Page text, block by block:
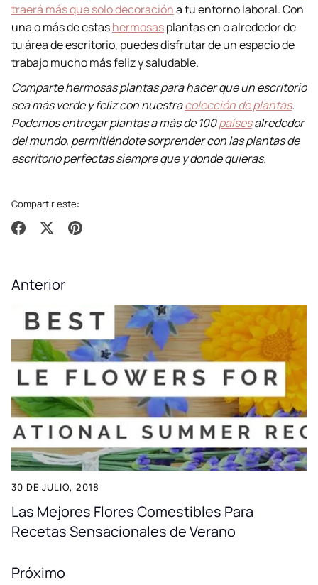
traerá más que solo decoracióna tu entorno laboral. Con
una o más de estashermosasplantas en o alrededor de
tu área de escritorio, puedes disfrutar de un espacio de
trabajo mucho más feliz y saludable.
Comparte hermosas plantas para hacer que un escritorio
sea más verde y feliz con nuestracolección de plantas.
Podemos entregar plantas a más de 100paísesalrededor
del mundo, permitiéndote sorprender con las plantas de
escritorio perfectas siempre que y donde quieras.
Compartir este:
Anterior
30 DE JULIO, 2018
Las Mejores Flores Comestibles Para
Recetas Sensacionales de Verano
Próximo